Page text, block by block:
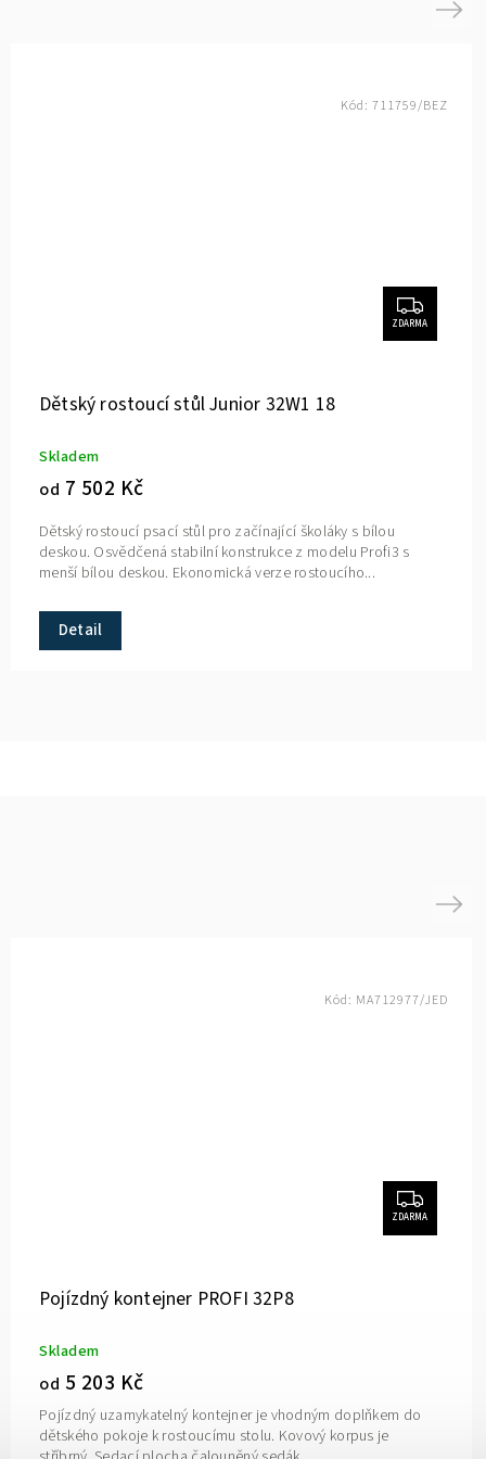
ZDARMA
Dětský rostoucí stůl Junior 32W1 18
Skladem
od 7 502 Kč
Detail
Dětský rostoucí psací stůl pro začínající školáky s bílou
deskou. Osvědčená stabilní konstrukce z modelu Profi3 s
menší bílou deskou. Ekonomická verze rostoucího...
Kód: 711759/BEZ
Next
ZDARMA
Pojízdný kontejner PROFI 32P8
Skladem
od 5 203 Kč
Pojízdný uzamykatelný kontejner je vhodným doplňkem do
dětského pokoje k rostoucímu stolu. Kovový korpus je
Kód: MA712977/JED
Next